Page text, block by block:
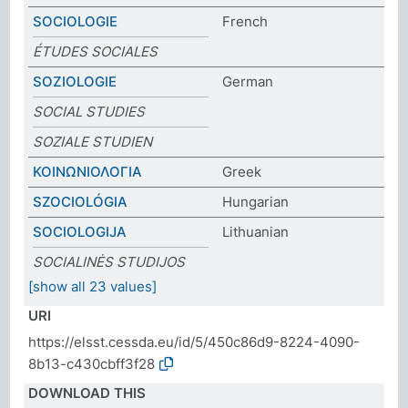
SOCIOLOGIE
French
ÉTUDES SOCIALES
SOZIOLOGIE
German
SOCIAL STUDIES
SOZIALE STUDIEN
ΚΟΙΝΩΝΙΟΛΟΓΙΑ
Greek
SZOCIOLÓGIA
Hungarian
SOCIOLOGIJA
Lithuanian
SOCIALINĖS STUDIJOS
[show all 23 values]
URI
https://elsst.cessda.eu/id/5/450c86d9-8224-4090-
8b13-c430cbff3f28
DOWNLOAD THIS